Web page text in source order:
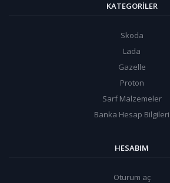
KATEGORILER
Skoda
Lada
Gazelle
Proton
Sarf Malzemeler
Banka Hesap Bilgileri
HESABIM
Oturum aç